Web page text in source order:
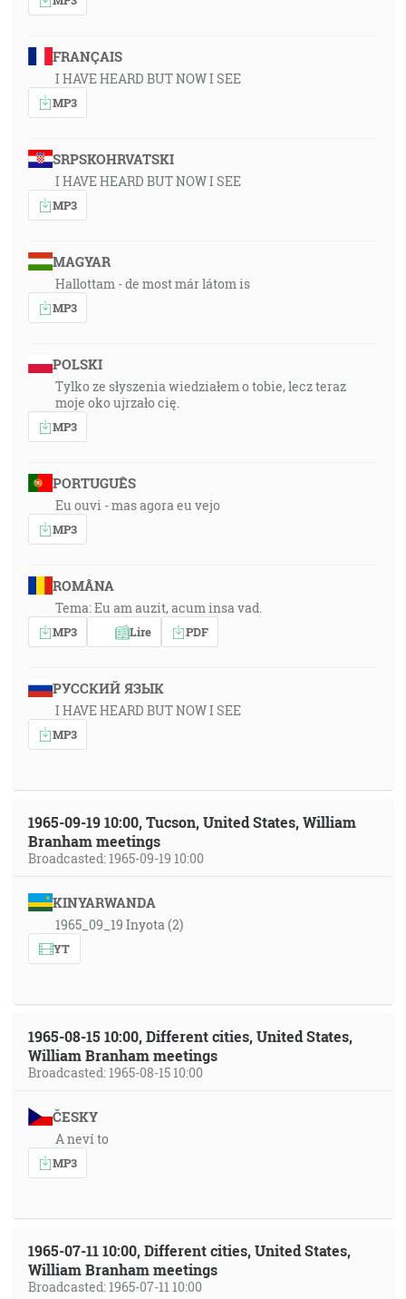
FRANÇAIS
I HAVE HEARD BUT NOW I SEE
MP3
SRPSKOHRVATSKI
I HAVE HEARD BUT NOW I SEE
MP3
MAGYAR
Hallottam - de most már látom is
MP3
POLSKI
Tylko ze słyszenia wiedziałem o tobie, lecz teraz
moje oko ujrzało cię.
MP3
PORTUGUÊS
Eu ouvi - mas agora eu vejo
MP3
ROMÂNA
Tema: Eu am auzit, acum insa vad.
MP3 Lire PDF
РУССКИЙ ЯЗЫК
I HAVE HEARD BUT NOW I SEE
MP3
1965-09-19 10:00, Tucson, United States, William
Branham meetings
Broadcasted: 1965-09-19 10:00
KINYARWANDA
1965_09_19 Inyota (2)
YT
1965-08-15 10:00, Different cities, United States,
William Branham meetings
Broadcasted: 1965-08-15 10:00
ČESKY
A neví to
MP3
1965-07-11 10:00, Different cities, United States,
William Branham meetings
Broadcasted: 1965-07-11 10:00